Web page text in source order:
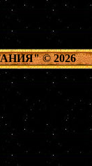
© 2026